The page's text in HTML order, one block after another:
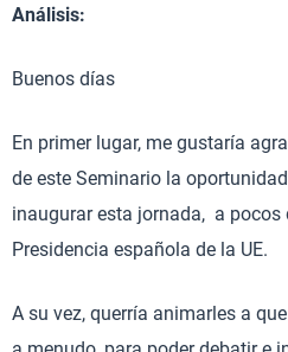
Análisis:
Buenos días
En primer lugar, me gustaría
de este Seminario la
inaugurar esta jornada, a
Presidencia española de la UE.
A su vez, querría animarles a